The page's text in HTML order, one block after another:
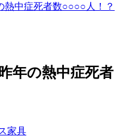
熱中症死者数○○○○人！？
年の熱中症死者
家具